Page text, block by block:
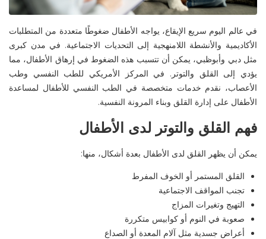
في عالم اليوم سريع الإيقاع، يواجه الأطفال ضغوطًا متعددة من المتطلبات
الأكاديمية والأنشطة اللامنهجية إلى التحديات الاجتماعية. في مدن كبرى
مثلدبي وأبوظبي، يمكن أن تتسبب هذه الضغوط في إرهاق الأطفال، مما
يؤدي إلى القلق والتوتر. في المركز الأمريكي للطب النفسي وطب
الأعصاب، نقدم خدمات متخصصة في الطب النفسي للأطفال لمساعدة
الأطفال على إدارة القلق وبناء المرونة النفسية.
فهم القلق والتوتر لدى الأطفال
يمكن أن يظهر القلق لدى الأطفال بعدة أشكال، منها:
القلق المستمر أو الخوف المفرط
تجنب المواقف الاجتماعية
التهيج وتغيرات المزاج
صعوبة في النوم أو كوابيس متكررة
أعراض جسدية مثل آلام المعدة أو الصداع